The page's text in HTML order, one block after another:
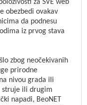
za SVE web
obezbedi ovakav
da podnesu
iz prvog stava
zbog neočekivanih
prirodne
nivou grada ili
struje ili drugim
napadi, BeoNET